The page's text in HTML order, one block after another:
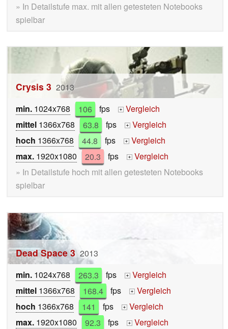
» In Detailstufe max. mit allen getesteten Notebooks
spielbar
Crysis 3 2013
min. 1024x768 106 fps +
Vergleich
mittel 1366x768 63.8 fps +
Vergleich
hoch 1366x768 44.8 fps +
Vergleich
max. 1920x1080 20.3 fps +
Vergleich
» In Detailstufe hoch mit allen getesteten Notebooks
spielbar
Dead Space 3 2013
min. 1024x768 263.3 fps +
Vergleich
mittel 1366x768 168.4 fps +
Vergleich
hoch 1366x768 141 fps +
Vergleich
max. 1920x1080 92.3 fps +
Vergleich